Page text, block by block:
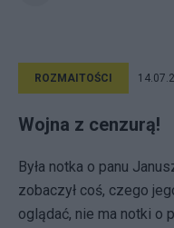
ROZMAITOŚCI
Wojna z cenzurą!
Była notka o panu
zobaczył coś, czego
oglądać, nie ma notki o